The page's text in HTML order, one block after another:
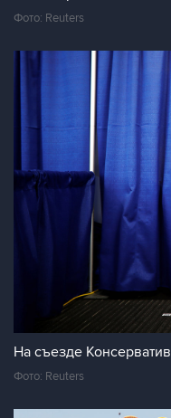
Фото: Reuters
На съезде
Фото: Reuters